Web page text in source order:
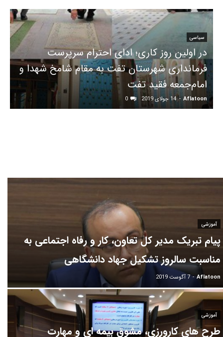
سیاسی
در اولین روز کاری؛ ادای احترام سرپرست
فرمانداری شهرستان تفت به مقام شامخ شهدا و
امام‌جمعه فقید تفت
Aflatoon
- 14 جولای 2019 0
آموزشی
پیام تبریک مدیر کل تعاون، کار و رفاه اجتماعی به
مناسبت سالروز تشکیل جهاد دانشگاهی
Aflatoon
- 7 آگوست 2019
آموزشی
طرح های کارورزی، مشوق بیمه ای و مهارت